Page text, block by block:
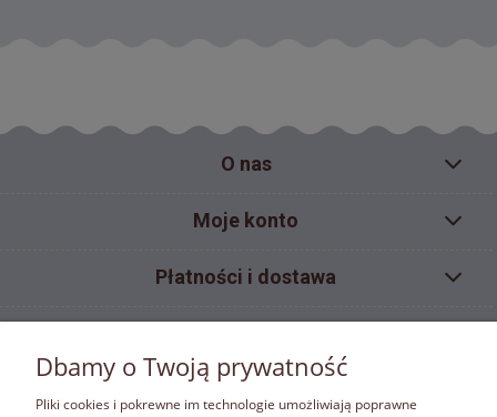
O nas
Moje konto
Płatności i dostawa
Informacje
Dbamy o Twoją prywatność
Pliki cookies i pokrewne im technologie umożliwiają poprawne